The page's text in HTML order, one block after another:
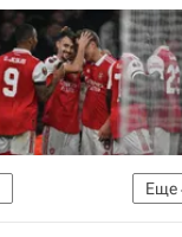
Еще